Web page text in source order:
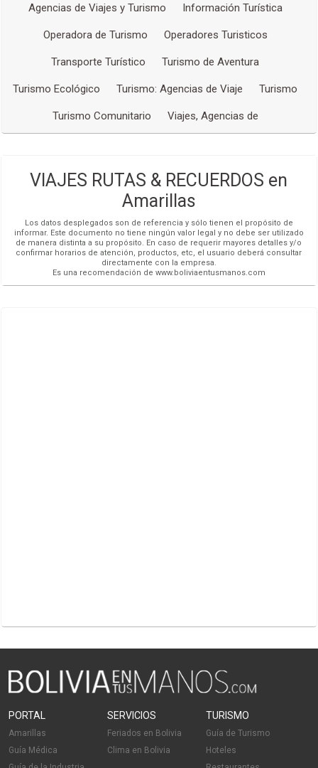
Agencias de Viajes y Turismo Información Turística
Operadora de Turismo Operadores Turisticos
Transporte Turístico Turismo de Aventura
Turismo Ecológico Turismo: Agencias de Viaje Turismo
Turismo Comunitario Viajes, Agencias de
VIAJES RUTAS & RECUERDOS en
Amarillas
Los datos desplegados son de referencia y sólo tienen el propósito de
informar. Este documento no tiene ningún valor legal y no debe ser utilizado
de manera distinta a su propósito. En caso de requerir mayores detalles y/o
confirmar horarios de atención, productos, etc, el usuario deberá consultar
directamente con la empresa.
Es una recomendación de www.boliviaentusmanos.com
PORTAL
Amarillas
Guía Médica
SERVICIOS
Feriados en Bolivia
Clima en Bolivia
TURISMO
Guía de Turismo
Hoteles